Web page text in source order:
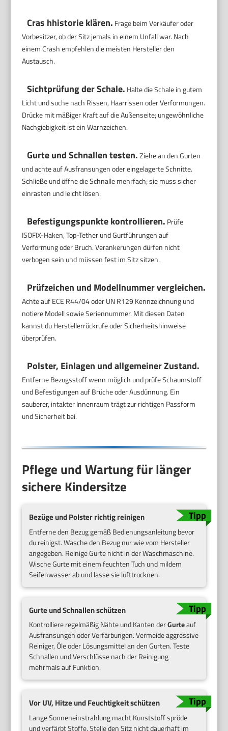
Cras hhistorie klären. Frage beim Verkäufer oder
Vorbesitzer, ob der Sitz jemals in einem Unfall war. Nach
einem Crash empfehlen die meisten Hersteller den
Austausch.
Sichtprüfung der Schale. Halte die Schale in gutem
Licht und suche nach Rissen, Haarrissen oder Verformungen.
Drücke mit mäßiger Kraft auf die Außenseite; ungewöhnliche
Nachgiebigkeit ist ein Warnzeichen.
Gurte und Schnallen testen.Ziehe an den Gurten
und achte auf Ausfransungen oder eingelagerte Schnitte.
Schließe und öffne die Schnalle mehrfach; sie muss sicher
einrasten und leicht lösen.
Befestigungspunkte kontrollieren. Prüfe
ISOFIX-Haken, Top-Tether und Gurtführungen auf
Verformung oder Bruch. Verankerungen dürfen nicht
verbogen sein und müssen fest im Sitz sitzen.
Prüfzeichen und Modellnummer vergleichen.
Achte auf ECE R44/04 oder UN R129 Kennzeichnung und
notiere Modell sowie Seriennummer. Mit diesen Daten
kannst du Herstellerrückrufe oder Sicherheitshinweise
überprüfen.
Polster, Einlagen und allgemeiner Zustand.
Entferne Bezugsstoff wenn möglich und prüfe Schaumstoff
und Befestigungen auf Brüche oder Ausdünnung. Ein
sauberer, intakter Innenraum trägt zur richtigen Passform
und Sicherheit bei.
Pflege und Wartung für länger
sichere Kindersitze
Bezüge und Polster richtig reinigen
Entferne den Bezug gemäß Bedienungsanleitung bevor
du reinigst. Wasche den Bezug nur wie vom Hersteller
angegeben. Reinige Gurte nicht in der Waschmaschine.
Wische Gurte mit einem feuchten Tuch und mildem
Seifenwasser ab und lasse sie lufttrocknen.
Gurte und Schnallen schützen
Kontrolliere regelmäßig Nähte und Kanten derGurteauf
Ausfransungen oder Verfärbungen. Vermeide aggressive
Reiniger, Öle oder Lösungsmittel an den Gurten. Teste
Schnallen und Verschlüsse nach der Reinigung
mehrmals auf Funktion.
Vor UV, Hitze und Feuchtigkeit schützen
Lange Sonneneinstrahlung macht Kunststoff spröde
und verfärbt Stoffe. Stelle den Sitz nicht dauerhaft im